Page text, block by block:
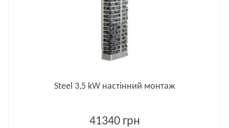
Steel 3,5 kW настінний монтаж
41340 грн